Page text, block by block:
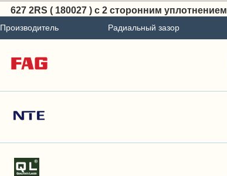
627 2RS ( 180027 ) с 2 сторонним уплотнением
Производитель Радиальный зазор